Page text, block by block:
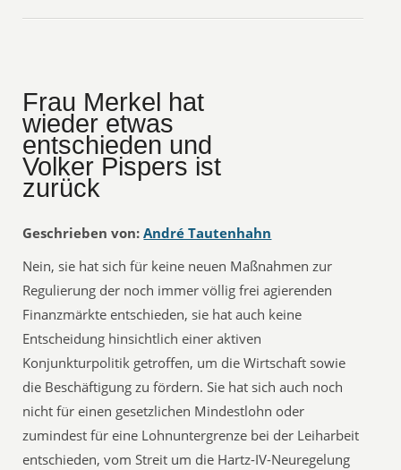
Frau Merkel hat
wieder etwas
entschieden und
Volker Pispers ist
zurück
Geschrieben von: André Tautenhahn
Nein, sie hat sich für keine neuen Maßnahmen zur
Regulierung der noch immer völlig frei agierenden
Finanzmärkte entschieden, sie hat auch keine
Entscheidung hinsichtlich einer aktiven
Konjunkturpolitik getroffen, um die Wirtschaft sowie
die Beschäftigung zu fördern. Sie hat sich auch noch
nicht für einen gesetzlichen Mindestlohn oder
zumindest für eine Lohnuntergrenze bei der Leiharbeit
entschieden, vom Streit um die Hartz-IV-Neuregelung